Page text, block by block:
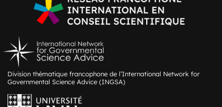
Division thématique francophone de l’International Network for
Governmental Science Advice (INGSA)